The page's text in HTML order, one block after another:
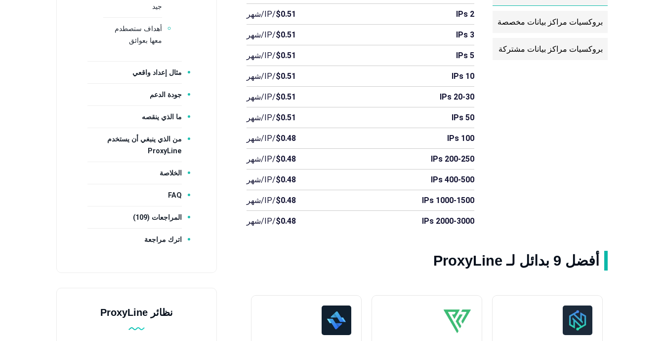
بروكسيات مراكز بيانات مخصصة
بروكسيات مراكز بيانات مشتركة
2 IPs
$0.51/IP/شهر
3 IPs
$0.51/IP/شهر
5 IPs
$0.51/IP/شهر
10 IPs
$0.51/IP/شهر
20-30 IPs
$0.51/IP/شهر
50 IPs
$0.51/IP/شهر
100 IPs
$0.48/IP/شهر
200-250 IPs
$0.48/IP/شهر
400-500 IPs
$0.48/IP/شهر
1000-1500 IPs
$0.48/IP/شهر
2000-3000 IPs
$0.48/IP/شهر
أفضل 9 بدائل لـ ProxyLine
جيد
أهداف ستصطدم
معها بعوائق
مثال إعداد واقعي
جودة الدعم
ما الذي ينقصه
من الذي ينبغي أن يستخدم
ProxyLine
الخلاصة
FAQ
المراجعات (109)
اترك مراجعة
نظائر ProxyLine